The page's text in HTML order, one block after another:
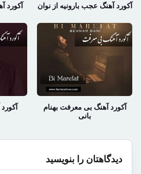
آکورد آهنگ عجب بارونیه از نوان
آکورد
آکورد آهنگ بی معرفت بهنام
بانی
دیدگاهتان را بنویسید